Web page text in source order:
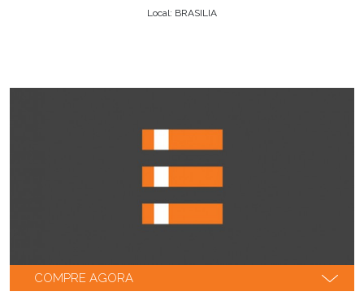
Local: BRASILIA
COMPRE AGORA